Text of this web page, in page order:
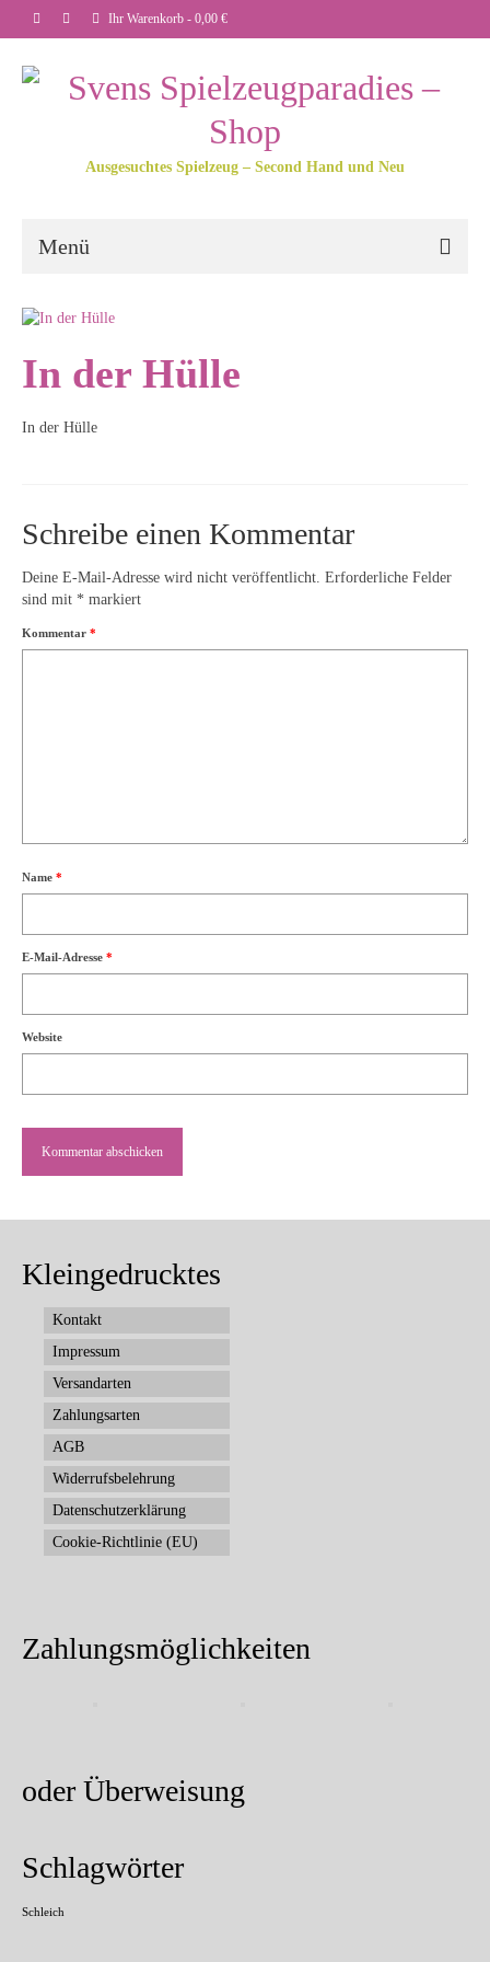
Ihr Warenkorb - 0,00 €
Ausgesuchtes Spielzeug – Second Hand und Neu
Menü
In der Hülle
In der Hülle
Schreibe einen Kommentar
Deine E-Mail-Adresse wird nicht veröffentlicht. Erforderliche Felder
sind mit * markiert
Kommentar *
Name *
E-Mail-Adresse *
Website
Kleingedrucktes
Kontakt
Impressum
Versandarten
Zahlungsarten
AGB
Widerrufsbelehrung
Datenschutzerklärung
Cookie-Richtlinie (EU)
Zahlungsmöglichkeiten
oder Überweisung
Schlagwörter
Schleich